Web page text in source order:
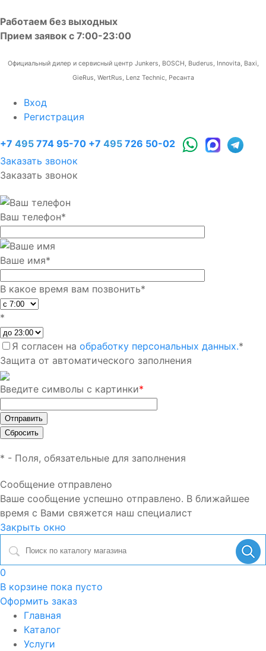
Работаем без выходных
Прием заявок с 7:00-23:00
Официальный дилер и сервисный центр Junkers, BOSCH, Buderus, Innovita, Baxi,
GieRus, WertRus, Lenz Technic, Ресанта
Вход
Регистрация
+7 495 774 95-70 +7 495 726 50-02
Заказать звонок
Заказать звонок
Ваш телефон*
Ваше имя*
В какое время вам позвонить*
*
Я согласен на обработку персональных данных.*
Защита от автоматического заполнения
Введите символы с картинки*
* - Поля, обязательные для заполнения
Сообщение отправлено
Ваше сообщение успешно отправлено. В ближайшее
время с Вами свяжется наш специалист
Закрыть окно
0
В корзине пока пусто
Оформить заказ
Главная
Каталог
Услуги